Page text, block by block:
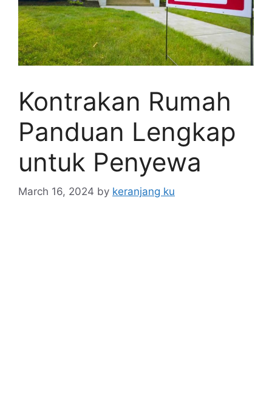
Kontrakan Rumah
Panduan Lengkap
untuk Penyewa
March 16, 2024 by keranjang ku